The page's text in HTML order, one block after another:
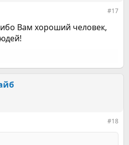
#17
Вам хороший человек,
#18